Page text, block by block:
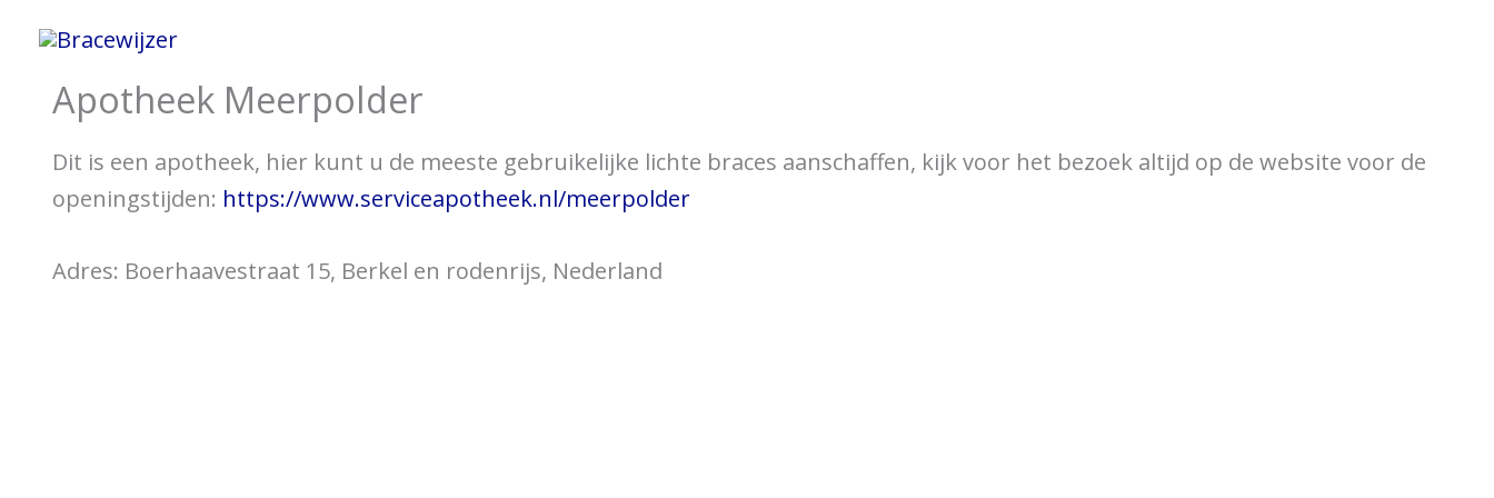
naar
Apotheek Meerpolder
Dit is een apotheek, hier kunt u de meeste gebruikelijke lichte braces aanschaffen, kijk voor het bezoek altijd op de website voor de
openingstijden: https://www.serviceapotheek.nl/meerpolder
Adres: Boerhaavestraat 15, Berkel en rodenrijs, Nederland